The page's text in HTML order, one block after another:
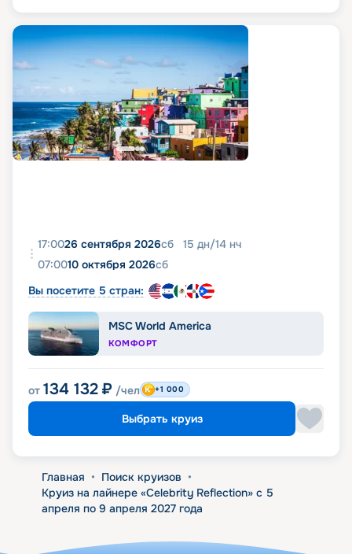
17:0026 сентября 2026сб 15 дн/14 нч
07:0010 октября 2026сб
Вы посетите 5 стран:
MSC World America
КОМФОРТ
от 134 132 ₽ /чел +1 000
Выбрать круиз
Главная • Поиск круизов •
Круиз на лайнере «Celebrity Reflection» с 5
апреля по 9 апреля 2027 года